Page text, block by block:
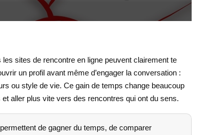
sites de rencontre en ligne peuvent clairement te
un profil avant même d’engager la conversation :
ou style de vie. Ce gain de temps change beaucoup
aller plus vite vers des rencontres qui ont du sens.
de gagner du temps, de comparer